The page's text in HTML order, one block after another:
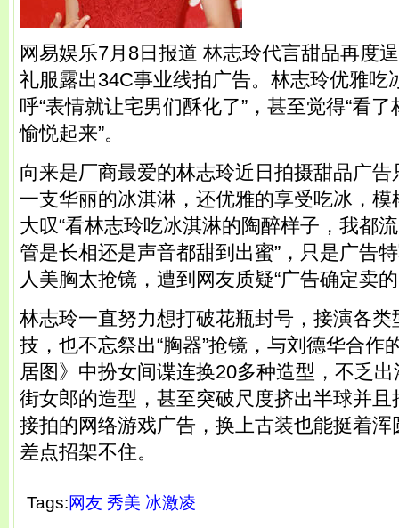
网易娱乐7月8日报道 林志玲代言甜品再度
礼服露出34C事业线拍广告。林志玲优雅吃
呼“表情就让宅男们酥化了”，甚至觉得“看
愉悦起来”。
向来是厂商最爱的林志玲近日拍摄甜品广
一支华丽的冰淇淋，还优雅的享受吃冰，
大叹“看林志玲吃冰淇淋的陶醉样子，我都
管是长相还是声音都甜到出蜜”，只是广告
人美胸太抢镜，遭到网友质疑“广告确定卖
林志玲一直努力想打破花瓶封号，接演各
技，也不忘祭出“胸器”抢镜，与刘德华合作
居图》中扮女间谍连换20多种造型，不乏
街女郎的造型，甚至突破尺度挤出半球并
接拍的网络游戏广告，换上古装也能挺着
差点招架不住。
Tags:网友 秀美 冰激凌